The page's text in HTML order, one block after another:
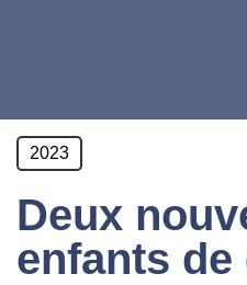
2023
Deux
enfants